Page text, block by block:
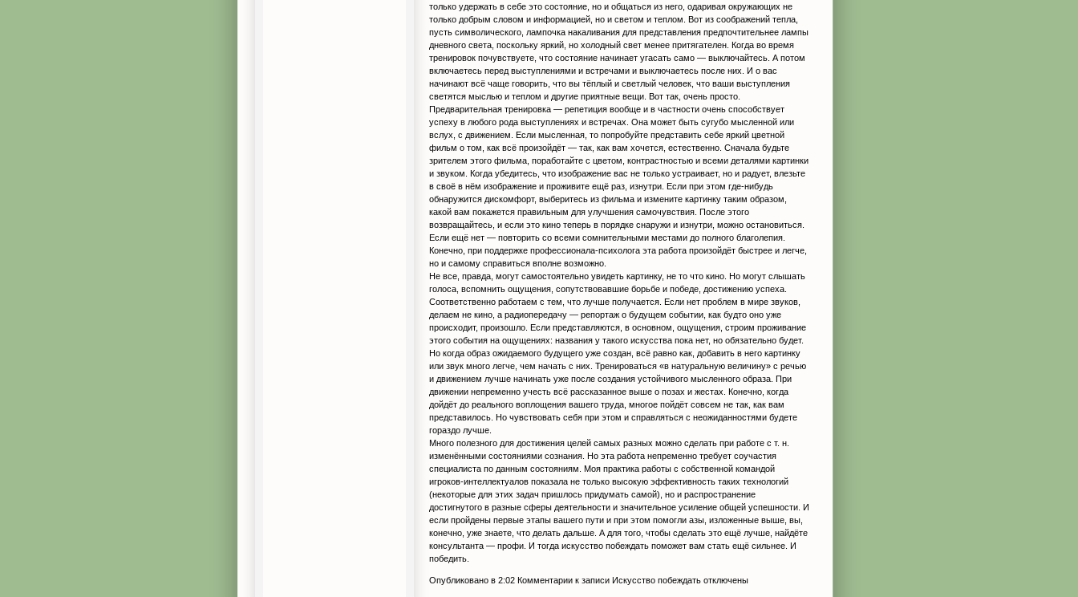
только удержать в себе это состояние, но и общаться из него, одаривая окружающих не
только добрым словом и информацией, но и светом и теплом. Вот из соображений тепла,
пусть символического, лампочка накаливания для представления предпочтительнее лампы
дневного света, поскольку яркий, но холодный свет менее притягателен. Когда во время
тренировок почувствуете, что состояние начинает угасать само — выключайтесь. А потом
включаетесь перед выступлениями и встречами и выключаетесь после них. И о вас
начинают всё чаще говорить, что вы тёплый и светлый человек, что ваши выступления
светятся мыслью и теплом и другие приятные вещи. Вот так, очень просто.
Предварительная тренировка — репетиция вообще и в частности очень способствует
успеху в любого рода выступлениях и встречах. Она может быть сугубо мысленной или
вслух, с движением. Если мысленная, то попробуйте представить себе яркий цветной
фильм о том, как всё произойдёт — так, как вам хочется, естественно. Сначала будьте
зрителем этого фильма, поработайте с цветом, контрастностью и всеми деталями картинки
и звуком. Когда убедитесь, что изображение вас не только устраивает, но и радует, влезьте
в своё в нём изображение и проживите ещё раз, изнутри. Если при этом где-нибудь
обнаружится дискомфорт, выберитесь из фильма и измените картинку таким образом,
какой вам покажется правильным для улучшения самочувствия. После этого
возвращайтесь, и если это кино теперь в порядке снаружи и изнутри, можно остановиться.
Если ещё нет — повторить со всеми сомнительными местами до полного благолепия.
Конечно, при поддержке профессионала-психолога эта работа произойдёт быстрее и легче,
но и самому справиться вполне возможно.
Не все, правда, могут самостоятельно увидеть картинку, не то что кино. Но могут слышать
голоса, вспомнить ощущения, сопутствовавшие борьбе и победе, достижению успеха.
Соответственно работаем с тем, что лучше получается. Если нет проблем в мире звуков,
делаем не кино, а радиопередачу — репортаж о будущем событии, как будто оно уже
происходит, произошло. Если представляются, в основном, ощущения, строим проживание
этого события на ощущениях: названия у такого искусства пока нет, но обязательно будет.
Но когда образ ожидаемого будущего уже создан, всё равно как, добавить в него картинку
или звук много легче, чем начать с них. Тренироваться «в натуральную величину» с речью
и движением лучше начинать уже после создания устойчивого мысленного образа. При
движении непременно учесть всё рассказанное выше о позах и жестах. Конечно, когда
дойдёт до реального воплощения вашего труда, многое пойдёт совсем не так, как вам
представилось. Но чувствовать себя при этом и справляться с неожиданностями будете
гораздо лучше.
Много полезного для достижения целей самых разных можно сделать при работе с т. н.
изменёнными состояниями сознания. Но эта работа непременно требует соучастия
специалиста по данным состояниям. Моя практика работы с собственной командой
игроков-интеллектуалов показала не только высокую эффективность таких технологий
(некоторые для этих задач пришлось придумать самой), но и распространение
достигнутого в разные сферы деятельности и значительное усиление общей успешности. И
если пройдены первые этапы вашего пути и при этом помогли азы, изложенные выше, вы,
конечно, уже знаете, что делать дальше. А для того, чтобы сделать это ещё лучше, найдёте
консультанта — профи. И тогда искусство побеждать поможет вам стать ещё сильнее. И
победить.
Опубликовано в 2:02 Комментарии к записи Искусство побеждать отключены